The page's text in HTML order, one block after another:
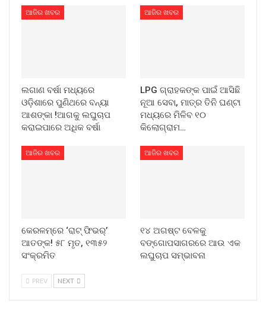
ଆଜିର ଖବର
ଲଗାଣ ବର୍ଷା ମଧ୍ୟରେ
ଓଡ଼ିଶାରେ ପୁଣିଥରେ ବନ୍ୟା
ଆଶଙ୍କା !ଆଗକୁ ଲଘୁଚାପ
କରାଇପାରେ ଅଧିକ ବର୍ଷା
ଆଜିର ଖବର
LPG ଗ୍ରାହକଙ୍କ ପାଇଁ ଆସିଛି
ନୂଆ ସେବା, ମାତ୍ର ତିନି ଘଣ୍ଟା
ମଧ୍ୟରେ ମିଳିବ ୧୦
କିଲୋଗ୍ରାମ…
ଆଜିର ଖବର
କେରଳମ୍‌ରେ ‘ରାଟ୍ ଫିଭର୍’
ଆତଙ୍କ! ୫୮ ମୃତ, ୧୩୫୨
ସଂକ୍ରମିତ
ଆଜିର ଖବର
୧୪ ଅଗଷ୍ଟ ବେଳକୁ
ବଙ୍ଗୋପସାଗରରେ ଆଉ ଏକ
ଲଘୁଚାପ ସମ୍ଭାବନା
PREV NEXT